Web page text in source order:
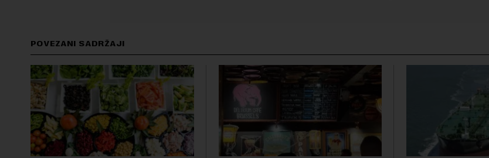
POVEZANI SADRŽAJI